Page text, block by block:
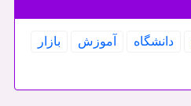
دانشگاه آموزش
بازار